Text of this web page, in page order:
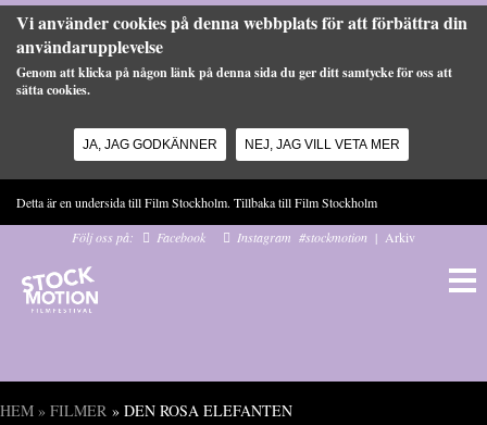
Vi använder cookies på denna webbplats för att förbättra din
användarupplevelse
Genom att klicka på någon länk på denna sida du ger ditt samtycke för oss att
sätta cookies.
JA, JAG GODKÄNNER NEJ, JAG VILL VETA MER
Detta är en undersida till Film Stockholm. Tillbaka tillFilm Stockholm
Följ oss på:
Facebook Instagram #stockmotion | Arkiv
HEM » FILMER » DEN ROSA ELEFANTEN